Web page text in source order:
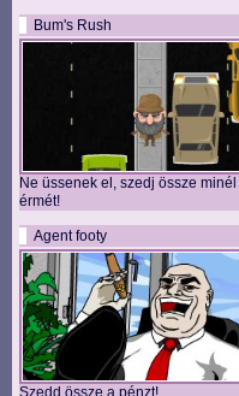
Bum's Rush
Ne üssenek el, szedj össze
érmét!
Agent footy
Szedd össze a pénzt!